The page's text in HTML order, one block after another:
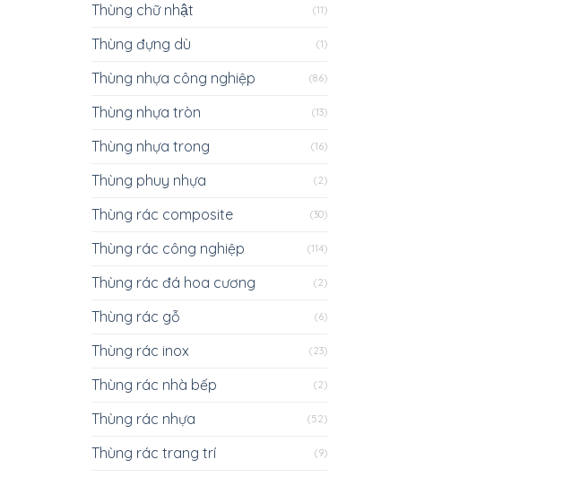
Thùng chữ nhật (11)
Thùng đựng dù (1)
Thùng nhựa công nghiệp (86)
Thùng nhựa tròn (13)
Thùng nhựa trong (16)
Thùng phuy nhựa (2)
Thùng rác composite (30)
Thùng rác công nghiệp (114)
Thùng rác đá hoa cương (2)
Thùng rác gỗ (6)
Thùng rác inox (23)
Thùng rác nhà bếp (2)
Thùng rác nhựa (52)
Thùng rác trang trí (9)